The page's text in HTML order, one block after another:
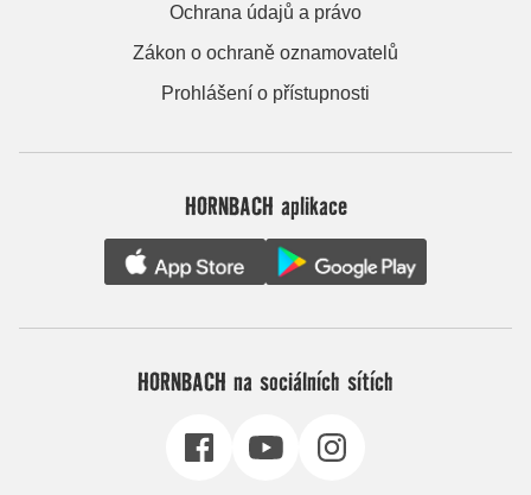
Ochrana údajů a právo
Zákon o ochraně oznamovatelů
Prohlášení o přístupnosti
HORNBACH aplikace
HORNBACH na sociálních sítích